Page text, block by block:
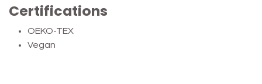
Certifications
OEKO-TEX
Vegan